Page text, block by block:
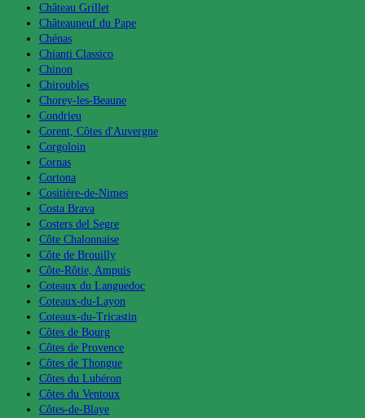
Château Grillet
Châteauneuf du Pape
Chénas
Chianti Classico
Chinon
Chiroubles
Chorey-les-Beaune
Condrieu
Corent, Côtes d'Auvergne
Corgoloin
Cornas
Cortona
Cositière-de-Nimes
Costa Brava
Costers del Segre
Côte Chalonnaise
Côte de Brouilly
Côte-Rôtie, Ampuis
Coteaux du Languedoc
Coteaux-du-Layon
Coteaux-du-Tricastin
Côtes de Bourg
Côtes de Provence
Côtes de Thongue
Côtes du Lubéron
Côtes du Ventoux
Côtes-de-Blaye